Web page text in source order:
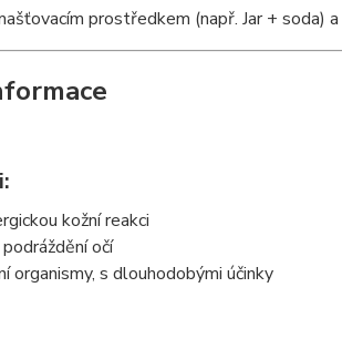
prostředkem (např. Jar + soda)
kožní reakci
očí
organismy, s dlouhodobými účinky